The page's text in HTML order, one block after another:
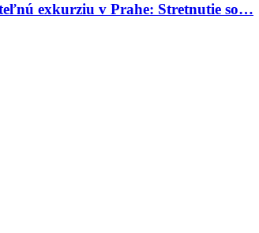
exkurziu v Prahe: Stretnutie so…